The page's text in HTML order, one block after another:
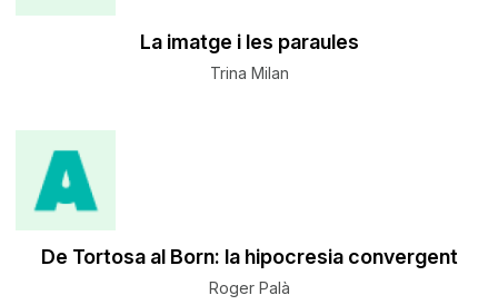
La imatge i les paraules
Trina Milan
De Tortosa al Born: la hipocresia convergent
Roger Palà